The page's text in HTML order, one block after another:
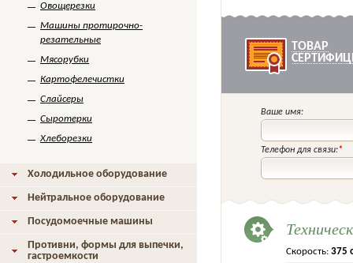
ТОВАР
Ваше имя:
Телефон для связи:*
Скорость: 375
Овощерезки
Машины протирочно-
резательные
Мясорубки
Картофелечистки
Слайсеры
Сыротерки
Хлеборезки
Холодильное оборудование
Нейтральное оборудование
Посудомоечные машины
Противни, формы для выпечки,
гастроемкости